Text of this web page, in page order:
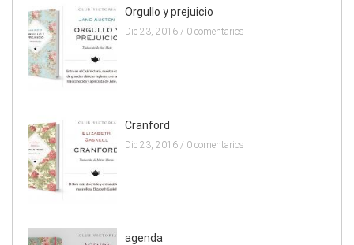
Orgullo y prejuicio
Dic 23, 2016 / 0 comentarios
Cranford
Dic 23, 2016 / 0 comentarios
agenda